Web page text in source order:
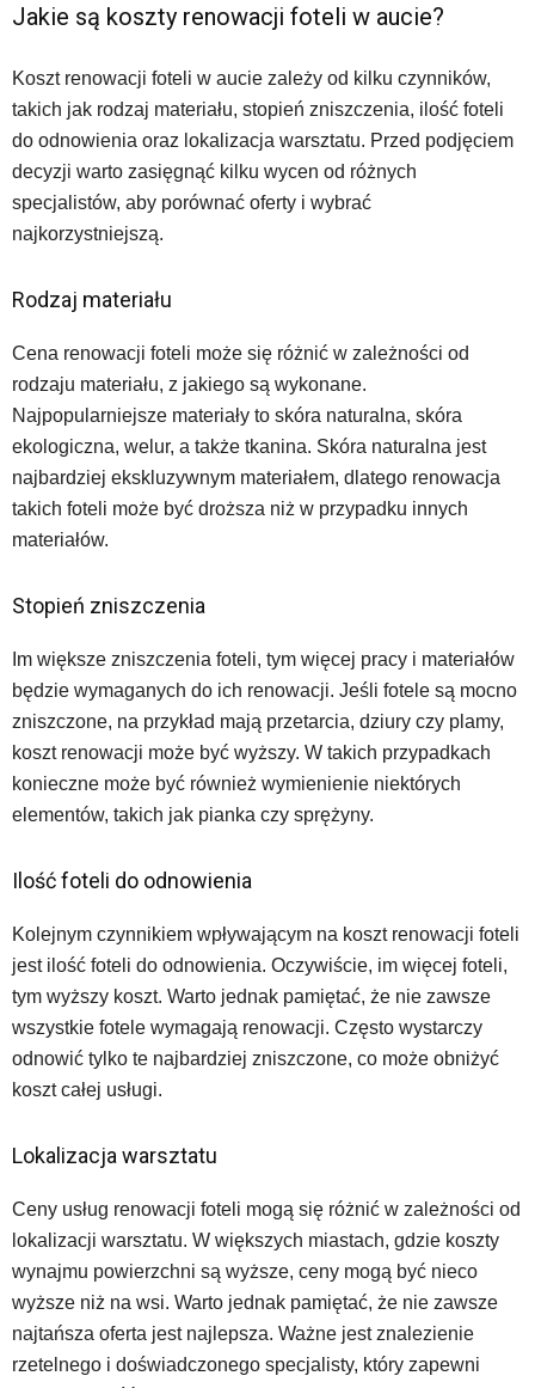
Jakie są koszty renowacji foteli w aucie?
Koszt renowacji foteli w aucie zależy od kilku czynników,
takich jak rodzaj materiału, stopień zniszczenia, ilość foteli
do odnowienia oraz lokalizacja warsztatu. Przed podjęciem
decyzji warto zasięgnąć kilku wycen od różnych
specjalistów, aby porównać oferty i wybrać
najkorzystniejszą.
Rodzaj materiału
Cena renowacji foteli może się różnić w zależności od
rodzaju materiału, z jakiego są wykonane.
Najpopularniejsze materiały to skóra naturalna, skóra
ekologiczna, welur, a także tkanina. Skóra naturalna jest
najbardziej ekskluzywnym materiałem, dlatego renowacja
takich foteli może być droższa niż w przypadku innych
materiałów.
Stopień zniszczenia
Im większe zniszczenia foteli, tym więcej pracy i materiałów
będzie wymaganych do ich renowacji. Jeśli fotele są mocno
zniszczone, na przykład mają przetarcia, dziury czy plamy,
koszt renowacji może być wyższy. W takich przypadkach
konieczne może być również wymienienie niektórych
elementów, takich jak pianka czy sprężyny.
Ilość foteli do odnowienia
Kolejnym czynnikiem wpływającym na koszt renowacji foteli
jest ilość foteli do odnowienia. Oczywiście, im więcej foteli,
tym wyższy koszt. Warto jednak pamiętać, że nie zawsze
wszystkie fotele wymagają renowacji. Często wystarczy
odnowić tylko te najbardziej zniszczone, co może obniżyć
koszt całej usługi.
Lokalizacja warsztatu
Ceny usług renowacji foteli mogą się różnić w zależności od
lokalizacji warsztatu. W większych miastach, gdzie koszty
wynajmu powierzchni są wyższe, ceny mogą być nieco
wyższe niż na wsi. Warto jednak pamiętać, że nie zawsze
najtańsza oferta jest najlepsza. Ważne jest znalezienie
rzetelnego i doświadczonego specjalisty, który zapewni